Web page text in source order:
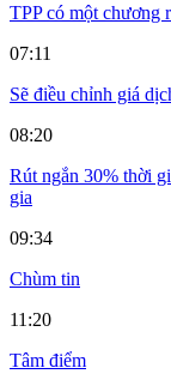
TPP có một chương
07:11
Sẽ điều chỉnh giá
08:20
Rút ngắn 30% thời
gia
09:34
Chùm tin
11:20
Tâm điểm